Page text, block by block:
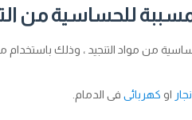
للحساسية من
نجار او كهربائى فى الدمام.